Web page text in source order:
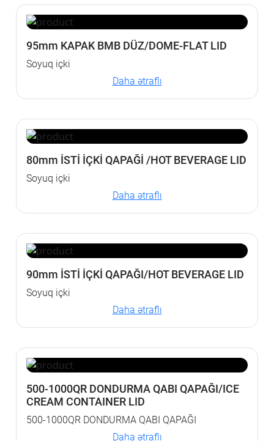
95mm KAPAK BMB DÜZ/DOME-FLAT LID
Soyuq içki
Daha ətraflı
80mm İSTİ İÇKİ QAPAĞİ /HOT BEVERAGE LID
Soyuq içki
Daha ətraflı
90mm İSTİ İÇKİ QAPAĞI/HOT BEVERAGE LID
Soyuq içki
Daha ətraflı
500-1000QR DONDURMA QABI QAPAĞI/ICE
CREAM CONTAINER LID
500-1000QR DONDURMA QABI QAPAĞI
Daha ətraflı